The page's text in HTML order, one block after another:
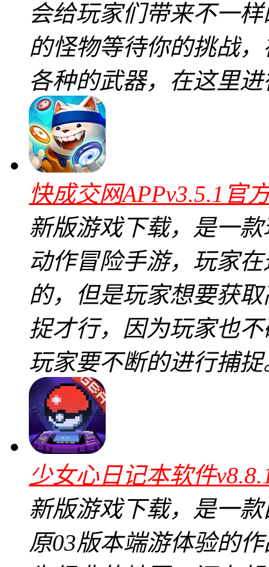
会给玩家们带来不一
的怪物等待你的挑战
各种的武器，在这里
快成交网APPv3.5.1官
新版游戏下载，是一
动作冒险手游，玩家
的，但是玩家想要获
捉才行，因为玩家也
玩家要不断的进行捕捉
少女心日记本软件
新版游戏下载，是一
原03版本端游体验的